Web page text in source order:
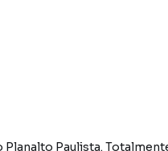
Planalto Paulista.